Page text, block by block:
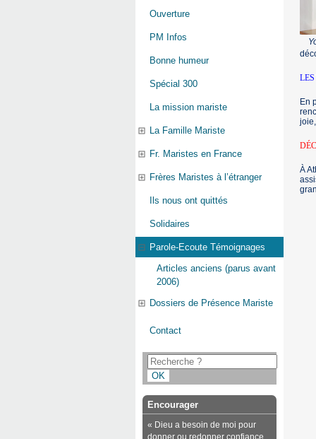
En
À
Ouverture
PM Infos
Bonne humeur
Spécial 300
La mission mariste
La Famille Mariste
Fr. Maristes en France
Frères Maristes à l’étranger
Ils nous ont quittés
Solidaires
Parole-Ecoute Témoignages
Articles anciens (parus avant
2006)
Dossiers de Présence Mariste
Contact
Encourager
« Dieu a besoin de moi pour
donner ou redonner confiance